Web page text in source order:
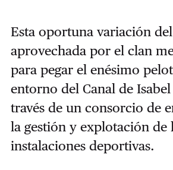
Esta oportuna variación
aprovechada por el clan
para pegar el enésimo
entorno del Canal de
través de un consorcio de
la gestión y explotación de
instalaciones deportivas.